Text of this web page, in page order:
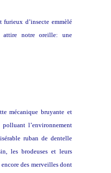
furieux d’insecte emmèlé
attire notre oreille: une
mécanique bruyante et
l’environnement
ruban de dentelle
les brodeuses et leurs
des merveilles dont